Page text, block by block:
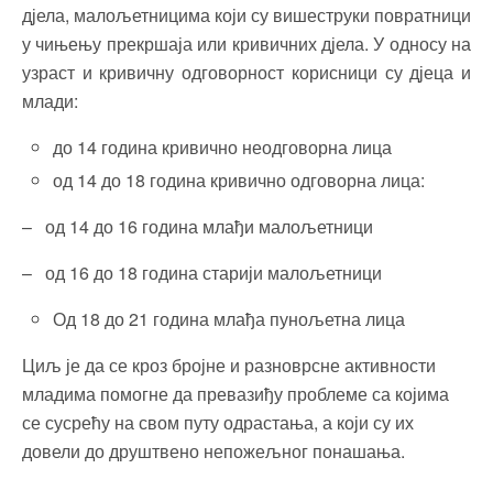
дјела, малољетницима који су вишеструки повратници
у чињењу прекршаја или кривичних дјела. У односу на
узраст и кривичну одговорност корисници су дјеца и
млади:
до 14 година кривично неодговорна лица
од 14 до 18 година кривично одговорна лица:
– од 14 до 16 година млађи малољетници
– од 16 до 18 година старији малољетници
Од 18 до 21 година млађа пунољетна лица
Циљ је да се кроз бројне и разноврсне активности
младима помогне да превазиђу проблеме са којима
се сусрећу на свом путу одрастања, а који су их
довели до друштвено непожељног понашања.